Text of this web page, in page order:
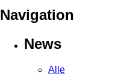
Navigation
News
Alle